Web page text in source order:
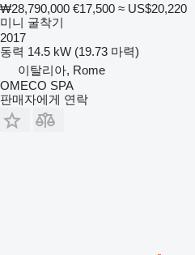
₩28,790,000 €17,500 ≈ US$20,220
미니 굴착기
2017
동력 14.5 kW (19.73 마력)
이탈리아, Rome
OMECO SPA
판매자에게 연락